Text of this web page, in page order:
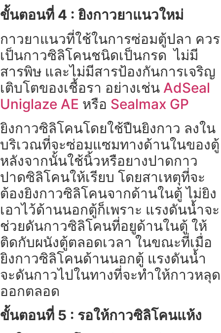
ขั้นตอนที่ 4 : ยิงกาวยาแนวใหม่
กาวยาแนวที่ใช้ในการซ่อมตู้ปลา ควร
เป็นกาวซิลิโคนชนิดเป็นกรด ไม่มี
สารพิษ และไม่มีสารป้องกันการเจริญ
เติบโตของเชื้อรา อย่างเช่น AdSeal
Uniglaze AE หรือ Sealmax GP
ยิงกาวซิลิโคนโดยใช้ปืนยิงกาว ลงใน
บริเวณที่จะซ่อมแซมทางด้านในของตู้
หลังจากนั้นใช้นิ้วหรือยางปาดกาว
ปาดซิลิโคนให้เรียบ โดยสาเหตุที่จะ
ต้องยิงกาวซิลิโคนจากด้านในตู้ ไม่ยิง
เอาไว้ด้านนอกตู้ก็เพราะ แรงดันน้ำจะ
ช่วยดันกาวซิลิโคนที่อยูด้านในตู้ ให้
ติดกับผนังตู้ตลอดเวลา ในขณะที่เมื่อ
ยิงกาวซิลิโคนด้านนอกตู้ แรงดันน้ำ
จะดันกาวไปในทางที่จะทำให้กาวหลุด
ออกตลอด
ขั้นตอนที่ 5 : รอให้กาวซิลิโคนแห้ง